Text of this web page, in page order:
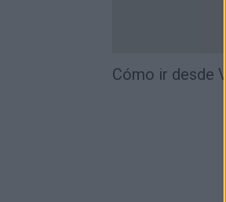
Cómo ir desde